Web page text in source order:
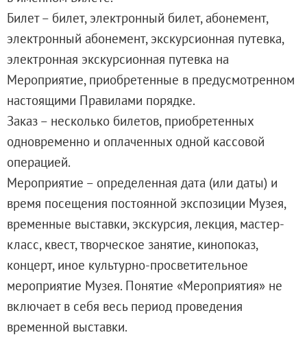
Эпоха Императора Александра III и её
Архип Куинджи. Иллюзия света
Русская традиция
Наш авангард
Фёдор Васильев. К 175-летию со дня
Посетителям
Справочная информация
Адреса и часы работы
О билетах, льготах и услугах
Правила покупки и возврата билетов
Правила посещения музея
Высказать мнение / Сообщить о проблеме
Экскурсии
Лекции и абонементы
Лекторий
Лекции
Билет – билет, электронный билет, абонемент,
электронный абонемент, экскурсионная путевка,
электронная экскурсионная путевка на
Мероприятие, приобретенные в предусмотренном
настоящими Правилами порядке.
Заказ – несколько билетов, приобретенных
одновременно и оплаченных одной кассовой
операцией.
Мероприятие – определенная дата (или даты) и
время посещения постоянной экспозиции Музея,
временные выставки, экскурсия, лекция, мастер-
класс, квест, творческое занятие, кинопоказ,
концерт, иное культурно-просветительное
мероприятие Музея. Понятие «Мероприятия» не
включает в себя весь период проведения
временной выставки.